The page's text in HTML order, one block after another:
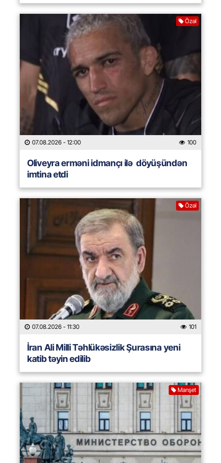
Özəl
07.08.2026 - 12:00 100
Oliveyra erməni idmançı ilə döyüşündən
imtina etdi
Özəl
07.08.2026 - 11:30 101
İran Ali Milli Təhlükəsizlik Şurasına yeni
katib təyin edilib
Manşet